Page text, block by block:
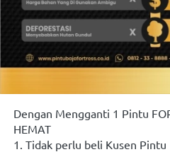
Dengan Mengganti 1 Pintu
HEMAT
1. Tidak perlu beli Kusen Pintu